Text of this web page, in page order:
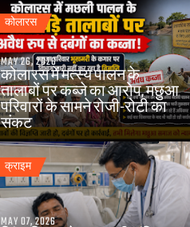
कोलारस
MAY 26, 2026
कोलारस में मत्स्य पालन के
तालाबों पर कब्जे का आरोप, मछुआ
परिवारों के सामने रोजी-रोटी का
संकट
क्राइम
MAY 07, 2026